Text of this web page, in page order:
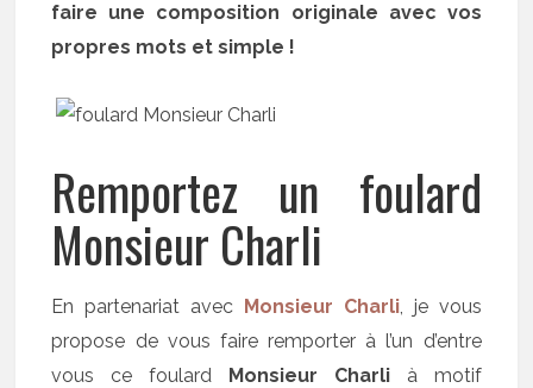
faire une composition originale avec vos
propres mots et simple !
Remportez un foulard
Monsieur Charli
En partenariat avec Monsieur Charli, je vous
propose de vous faire remporter à l’un d’entre
vous ce foulard Monsieur Charlià motif